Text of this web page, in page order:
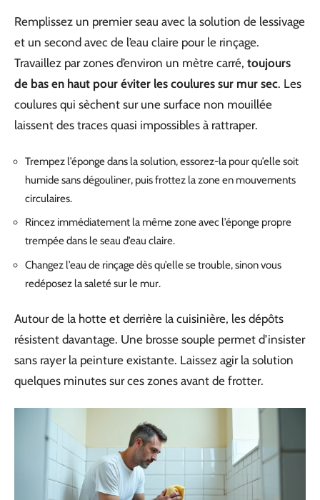
Remplissez un premier seau avec la solution de lessivage
et un second avec de l’eau claire pour le rinçage.
Travaillez par zones d’environ un mètre carré, toujours
de bas en haut pour éviter les coulures sur mur sec. Les
coulures qui sèchent sur une surface non mouillée
laissent des traces quasi impossibles à rattraper.
Trempez l’éponge dans la solution, essorez-la pour qu’elle soit
humide sans dégouliner, puis frottez la zone en mouvements
circulaires.
Rincez immédiatement la même zone avec l’éponge propre
trempée dans le seau d’eau claire.
Changez l’eau de rinçage dès qu’elle se trouble, sinon vous
redéposez la saleté sur le mur.
Autour de la hotte et derrière la cuisinière, les dépôts
résistent davantage. Une brosse souple permet d’insister
sans rayer la peinture existante. Laissez agir la solution
quelques minutes sur ces zones avant de frotter.